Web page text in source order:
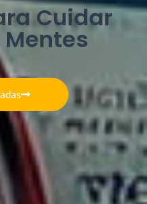
Cuidar
Mentes